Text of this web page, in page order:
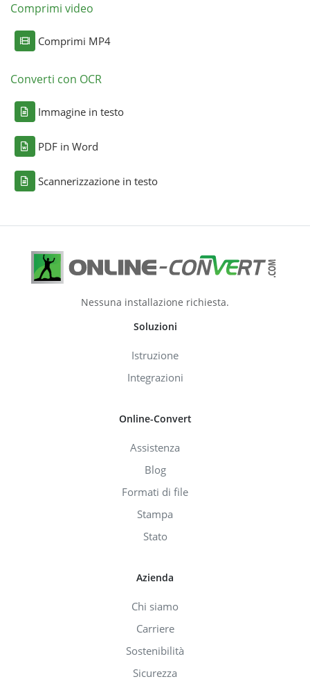
Comprimi video
Comprimi MP4
Converti con OCR
Immagine in testo
PDF in Word
Scannerizzazione in testo
Nessuna installazione richiesta.
Soluzioni
Istruzione
Integrazioni
Online-Convert
Assistenza
Blog
Formati di file
Stampa
Stato
Azienda
Chi siamo
Carriere
Sostenibilità
Sicurezza